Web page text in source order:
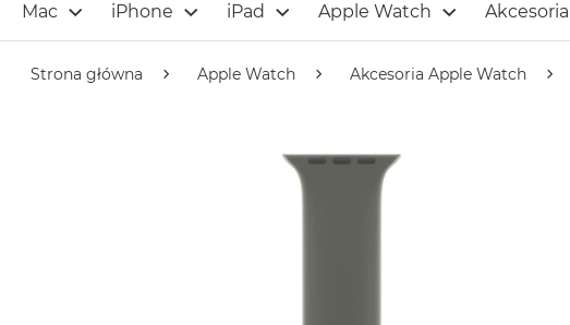
Mac iPhone iPad Apple Watch Akcesoria
Strona główna Apple Watch Akcesoria Apple Watch